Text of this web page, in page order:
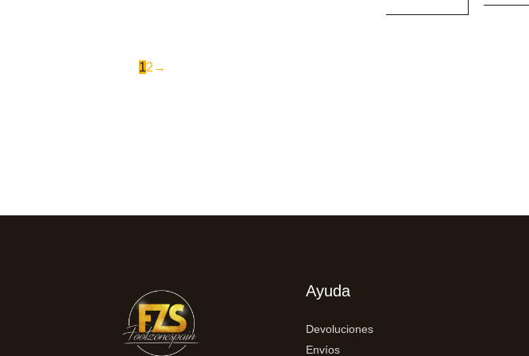
12 →
Ayuda
Devoluciones
Envíos